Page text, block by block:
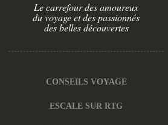
Le carrefour des amoureux
du voyage et des passionnés
des belles découvertes
CONSEILS VOYAGE
ESCALE SUR RTG